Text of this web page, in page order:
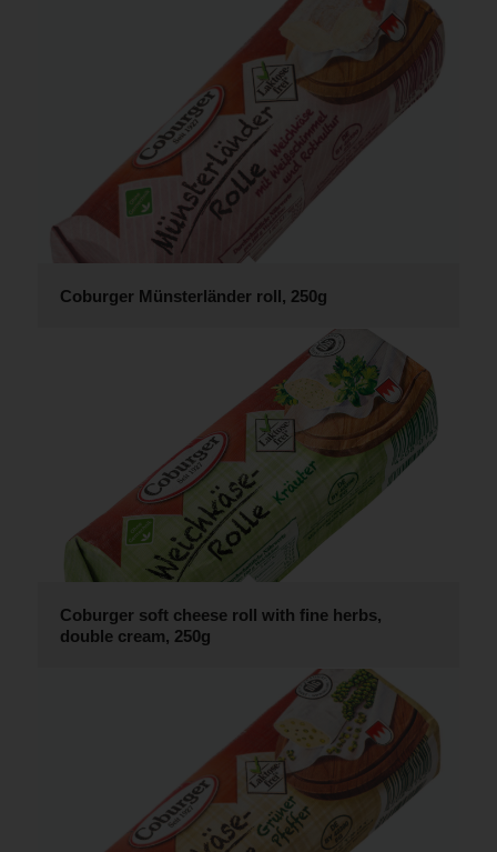
Coburger Münsterländer roll, 250g
Coburger soft cheese roll with fine herbs,
double cream, 250g